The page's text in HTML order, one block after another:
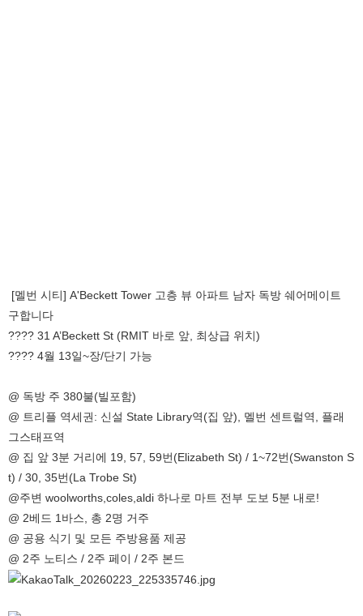
[멜번 시티] A'Beckett Tower 고층 뷰 아파트 남자 독방 쉐어메이트
구합니다
???? 31 A’Beckett St (RMIT 바로 앞, 최상급 위치)
????️ 4월 13일~장/단기 가능
@ 독방 주 380불(빌포함)
@ 트리플 역세권: 신설 State Library역(집 앞), 멜번 센트럴역, 플래
그스태프역
@ 집 앞 3분 거리에 19, 57, 59번(Elizabeth St) / 1~72번(Swanston S
t) / 30, 35번(La Trobe St)
@주변 woolworths,coles,aldi 하나로 마트 전부 도보 5분 내로!
@ 2베드 1바스, 총 2명 거주
@ 공용 식기 및 모든 주방용품 제공
@ 2주 노티스 / 2주 페이 / 2주 본드